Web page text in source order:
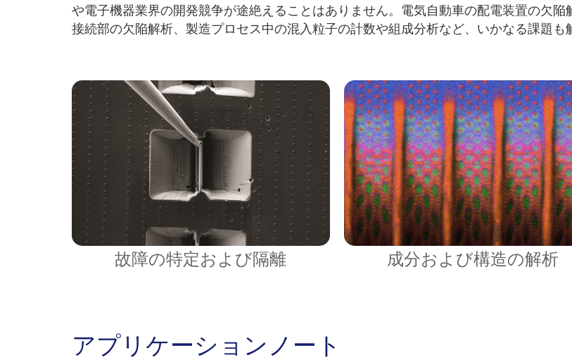
や電子機器業界の開発競争が途絶えることはありません。電気自動車の配電装置の欠
接続部の欠陥解析、製造プロセス中の混入粒子の計数や組成分析など、いかなる課題も
故障の特定および隔離 成分および構造の解析
アプリケーションノート